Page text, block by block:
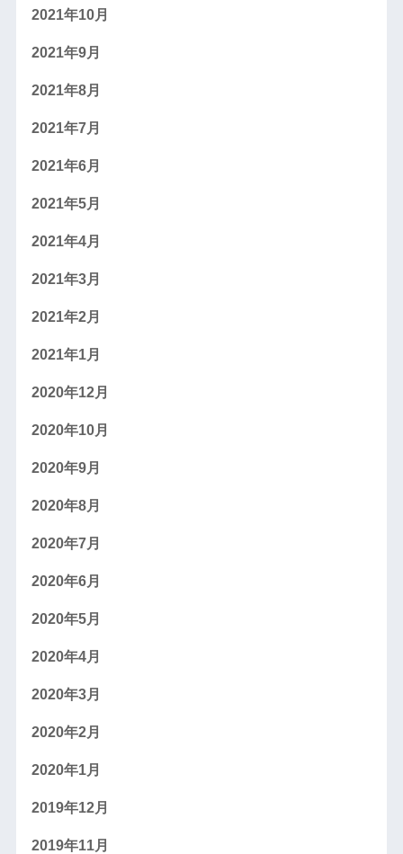
2021年10月
2021年9月
2021年8月
2021年7月
2021年6月
2021年5月
2021年4月
2021年3月
2021年2月
2021年1月
2020年12月
2020年10月
2020年9月
2020年8月
2020年7月
2020年6月
2020年5月
2020年4月
2020年3月
2020年2月
2020年1月
2019年12月
2019年11月